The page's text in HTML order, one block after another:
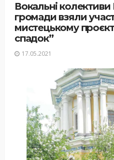
Вокальні колективи
громади взяли
мистецькому
спадок”
17.05.2021